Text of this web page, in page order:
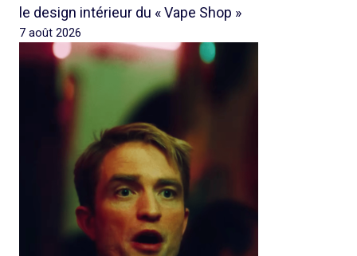
le design intérieur du « Vape Shop »
7 août 2026